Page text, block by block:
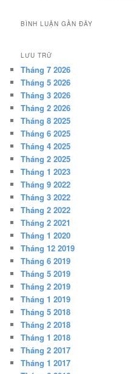
BÌNH LUẬN GẦN ĐÂY
LƯU TRỮ
Tháng 7 2026
Tháng 5 2026
Tháng 3 2026
Tháng 2 2026
Tháng 8 2025
Tháng 6 2025
Tháng 4 2025
Tháng 2 2025
Tháng 1 2023
Tháng 9 2022
Tháng 3 2022
Tháng 2 2022
Tháng 2 2021
Tháng 1 2020
Tháng 12 2019
Tháng 6 2019
Tháng 5 2019
Tháng 2 2019
Tháng 1 2019
Tháng 5 2018
Tháng 2 2018
Tháng 1 2018
Tháng 2 2017
Tháng 1 2017